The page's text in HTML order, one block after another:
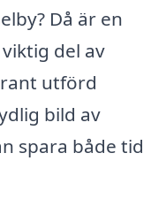
Då är en
del av
utförd
bild av
spara både tid